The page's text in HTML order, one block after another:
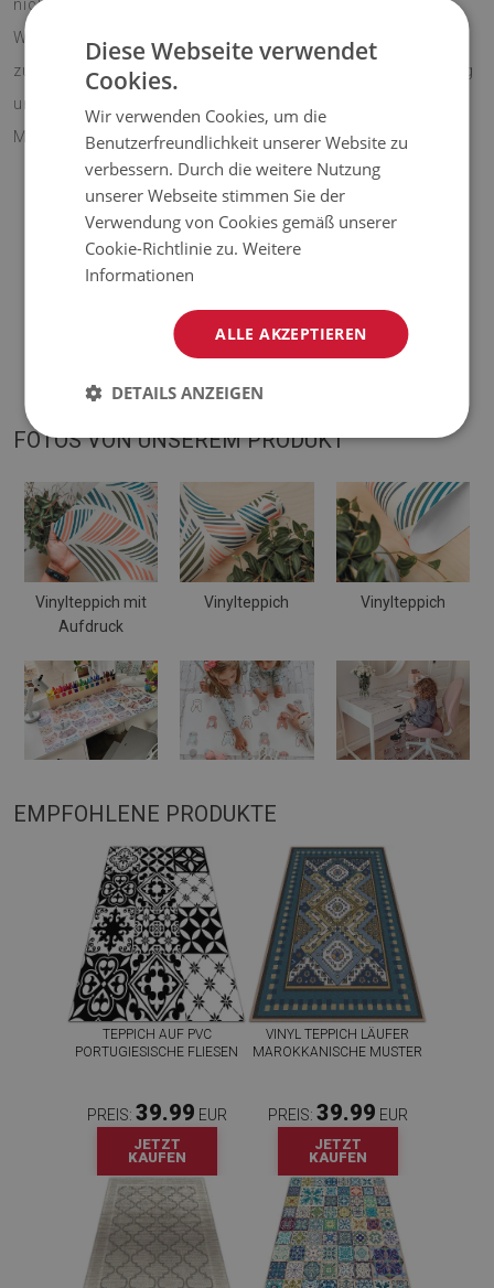
nicht so schnell überhitzt. Schreibtisch Unterlegmatte
Wald als Ergänzung zur Firmen- Inneneinrichtung wird
zum Arbeiten anregen und eine angenehme Überraschung
und ein interessantes Geschenk für einen neuen
Mitarbeiter sein.
Material:Vinyl verstärkt mit PES-Netz;
Dicke:1,6 mm;
Mattentöne können geringfügig von der Visualisierung
FOTOS VON UNSEREM PRODUKT
Vinylteppich mit
Aufdruck
Vinylteppich Vinylteppich
EMPFOHLENE PRODUKTE
TEPPICH AUF PVC
PORTUGIESISCHE FLIESEN
PREIS: 39.99 EUR
JETZT
KAUFEN
VINYL TEPPICH LÄUFER
MAROKKANISCHE MUSTER
PREIS: 39.99 EUR
JETZT
KAUFEN
Diese Webseite verwendet
Cookies.
Wir verwenden Cookies, um die
Benutzerfreundlichkeit unserer Website zu
verbessern. Durch die weitere Nutzung
unserer Webseite stimmen Sie der
Verwendung von Cookies gemäß unserer
Cookie-Richtlinie zu.Weitere
Informationen
ALLE AKZEPTIEREN
DETAILS ANZEIGEN